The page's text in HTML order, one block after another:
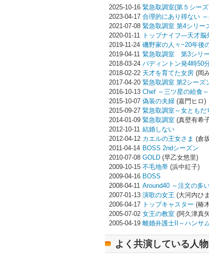
2025-10-16 緊急取調室(第５シー
2023-04-17 合理的にあり得ない
2021-07-08 緊急取調室 第4シリー
2020-01-11 トップナイフ―天才
2019-11-24 磯野家の人々~20年後
2019-04-11 緊急取調室 第3シリ
2018-03-24 パディントン発4時50
2018-02-22 天才を育てた女房 (岡
2017-04-20 緊急取調室 第2シーズ
2016-10-13 Chef ～三ツ星の給食～
2015-10-07 偽装の夫婦 (嘉門ヒロ)
2015-09-27 緊急取調室～女ともだ
2014-01-09 緊急取調室 (真壁有希
2012-10-11 結婚しない
2012-04-12 カエルの王女さま (倉
2011-04-14 BOSS 2ndシーズン
2010-07-08 GOLD (早乙女悠里)
2009-10-15 不毛地帯 (浜中紅子)
2009-04-16 BOSS
2008-04-11 Around40 ～注文の多
2007-01-13 演歌の女王 (大河内ひ
2006-04-17 トップキャスター (椿
2005-07-02 女王の教室 (阿久津真
2005-04-19 離婚弁護士II～ハンサ
よく共演している人物